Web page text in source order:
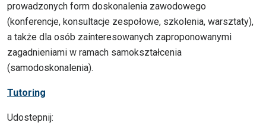
prowadzonych form doskonalenia zawodowego
(konferencje, konsultacje zespołowe, szkolenia, warsztaty),
a także dla osób zainteresowanych zaproponowanymi
zagadnieniami w ramach samokształcenia
(samodoskonalenia).
Tutoring
Udostepnij: